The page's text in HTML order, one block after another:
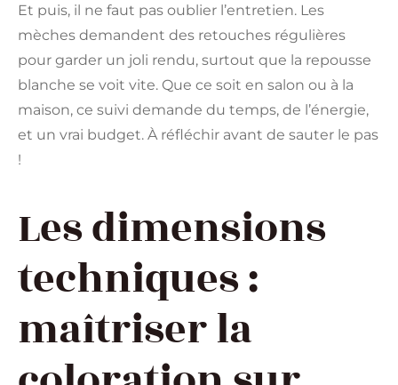
Et puis, il ne faut pas oublier l’entretien. Les
mèches demandent des retouches régulières
pour garder un joli rendu, surtout que la repousse
blanche se voit vite. Que ce soit en salon ou à la
maison, ce suivi demande du temps, de l’énergie,
et un vrai budget. À réfléchir avant de sauter le pas
!
Les dimensions
techniques :
maîtriser la